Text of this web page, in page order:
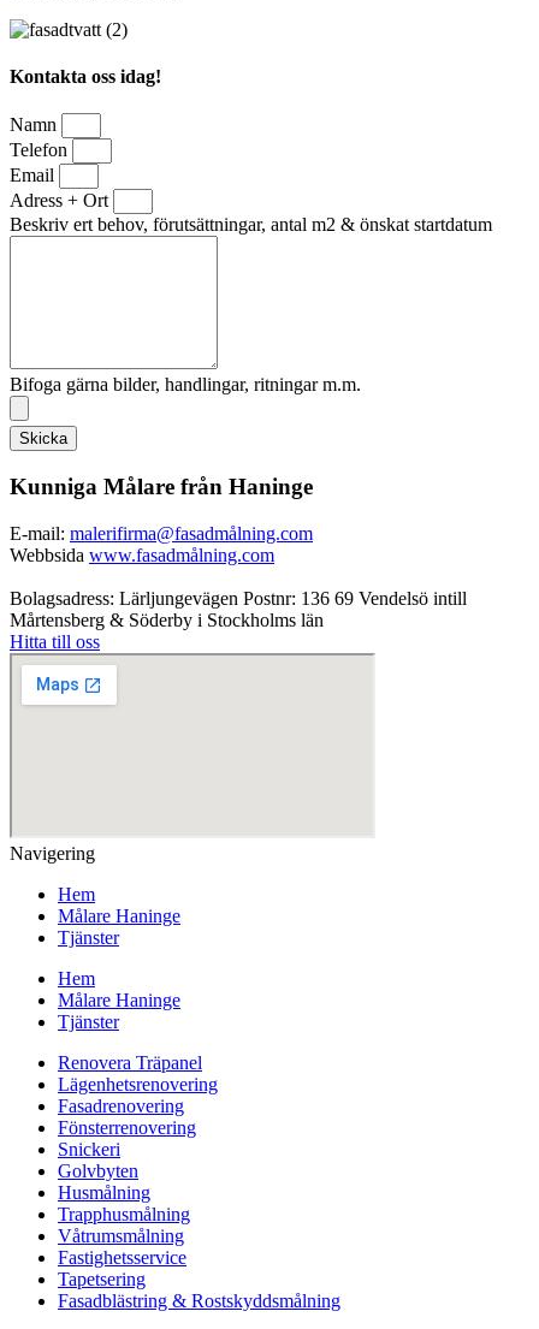
Kontakta oss idag!
Namn
Telefon
Email
Adress + Ort
Beskriv ert behov, förutsättningar, antal m2 & önskat startdatum
Bifoga gärna bilder, handlingar, ritningar m.m.
Skicka
Kunniga Målare från Haninge
E-mail: malerifirma@fasadmålning.com
Webbsida www.fasadmålning.com
Bolagsadress: Lärljungevägen Postnr: 136 69 Vendelsö intill
Mårtensberg & Söderby i Stockholms län
Hitta till oss
Navigering
Hem
Målare Haninge
Tjänster
Hem
Målare Haninge
Tjänster
Renovera Träpanel
Lägenhetsrenovering
Fasadrenovering
Fönsterrenovering
Snickeri
Golvbyten
Husmålning
Trapphusmålning
Våtrumsmålning
Fastighetsservice
Tapetsering
Fasadblästring & Rostskyddsmålning